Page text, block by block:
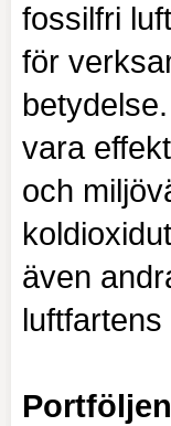
fossilfri
för
vara
och
även
Portföljen